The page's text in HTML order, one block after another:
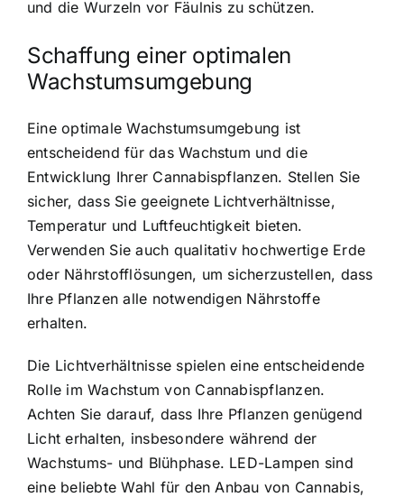
und die Wurzeln vor Fäulnis zu schützen.
Schaffung einer optimalen
Wachstumsumgebung
Eine optimale Wachstumsumgebung ist
entscheidend für das Wachstum und die
Entwicklung Ihrer Cannabispflanzen. Stellen Sie
sicher, dass Sie geeignete Lichtverhältnisse,
Temperatur und Luftfeuchtigkeit bieten.
Verwenden Sie auch qualitativ hochwertige Erde
oder Nährstofflösungen, um sicherzustellen, dass
Ihre Pflanzen alle notwendigen Nährstoffe
erhalten.
Die Lichtverhältnisse spielen eine entscheidende
Rolle im Wachstum von Cannabispflanzen.
Achten Sie darauf, dass Ihre Pflanzen genügend
Licht erhalten, insbesondere während der
Wachstums- und Blühphase. LED-Lampen sind
eine beliebte Wahl für den Anbau von Cannabis,